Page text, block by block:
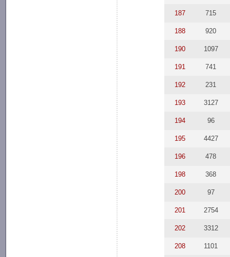
187 715
188 920
190 1097
191 741
192 231
193 3127
194 96
195 4427
196 478
198 368
200 97
201 2754
202 3312
208 1101